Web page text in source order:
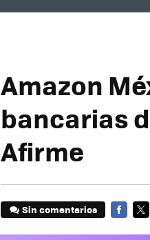
Amazon
bancarias
Afirme
Sin comentarios